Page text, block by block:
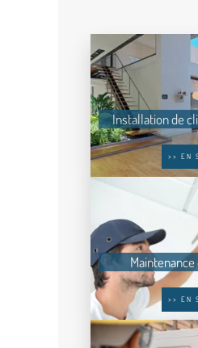
Installation de
>> EN
>> EN